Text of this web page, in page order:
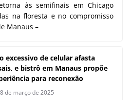
às semifinais em Chicago
na floresta e no compromisso
Manaus –
excessivo de celular afasta
e bistrô em Manaus propõe
para reconexão
de março de 2025